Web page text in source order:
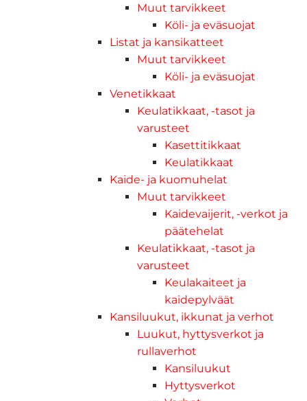
Muut tarvikkeet
Köli- ja eväsuojat
Listat ja kansikatteet
Muut tarvikkeet
Köli- ja eväsuojat
Venetikkaat
Keulatikkaat, -tasot ja
varusteet
Kasettitikkaat
Keulatikkaat
Kaide- ja kuomuhelat
Muut tarvikkeet
Kaidevaijerit, -verkot ja
päätehelat
Keulatikkaat, -tasot ja
varusteet
Keulakaiteet ja
kaidepylväät
Kansiluukut, ikkunat ja verhot
Luukut, hyttysverkot ja
rullaverhot
Kansiluukut
Hyttysverkot